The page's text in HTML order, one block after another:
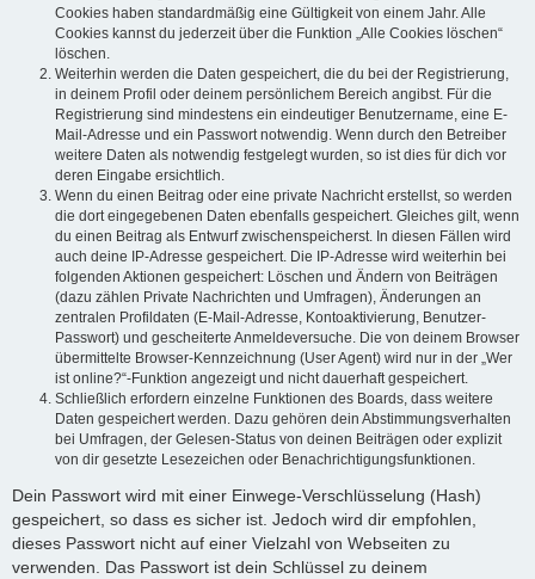
Cookies haben standardmäßig eine Gültigkeit von einem Jahr. Alle
Cookies kannst du jederzeit über die Funktion „Alle Cookies löschen“
löschen.
Weiterhin werden die Daten gespeichert, die du bei der Registrierung,
in deinem Profil oder deinem persönlichem Bereich angibst. Für die
Registrierung sind mindestens ein eindeutiger Benutzername, eine E-
Mail-Adresse und ein Passwort notwendig. Wenn durch den Betreiber
weitere Daten als notwendig festgelegt wurden, so ist dies für dich vor
deren Eingabe ersichtlich.
Wenn du einen Beitrag oder eine private Nachricht erstellst, so werden
die dort eingegebenen Daten ebenfalls gespeichert. Gleiches gilt, wenn
du einen Beitrag als Entwurf zwischenspeicherst. In diesen Fällen wird
auch deine IP-Adresse gespeichert. Die IP-Adresse wird weiterhin bei
folgenden Aktionen gespeichert: Löschen und Ändern von Beiträgen
(dazu zählen Private Nachrichten und Umfragen), Änderungen an
zentralen Profildaten (E-Mail-Adresse, Kontoaktivierung, Benutzer-
Passwort) und gescheiterte Anmeldeversuche. Die von deinem Browser
übermittelte Browser-Kennzeichnung (User Agent) wird nur in der „Wer
ist online?“-Funktion angezeigt und nicht dauerhaft gespeichert.
Schließlich erfordern einzelne Funktionen des Boards, dass weitere
Daten gespeichert werden. Dazu gehören dein Abstimmungsverhalten
bei Umfragen, der Gelesen-Status von deinen Beiträgen oder explizit
von dir gesetzte Lesezeichen oder Benachrichtigungsfunktionen.
Dein Passwort wird mit einer Einwege-Verschlüsselung (Hash)
gespeichert, so dass es sicher ist. Jedoch wird dir empfohlen,
dieses Passwort nicht auf einer Vielzahl von Webseiten zu
verwenden. Das Passwort ist dein Schlüssel zu deinem